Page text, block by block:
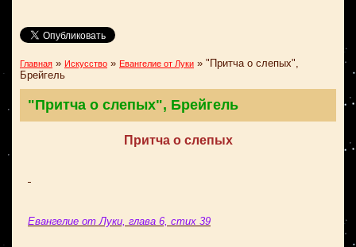
Главная » Искусство » Евангелие от Луки » "Притча о слепых",
Брейгель
"Притча о слепых", Брейгель
Притча о слепых
Евангелие от Луки, глава 6, стих 39